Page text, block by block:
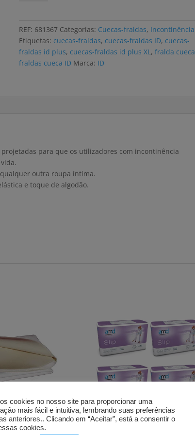
XL
(14
REF: 681367 Categorias: Cuecas-fraldas, Incontinência
Etiquetas: cuecas-fraldas, cuecas-fraldas ID, cuecas-
fraldas id plus, cuecas-fraldas id plus XL,fralda cueca
fraldas cueca ID Marca: ID
projetadas para que os utilizadores com incontinência
outra roupa íntima.
e toque de algodão.
cookies no nosso site para proporcionar uma
mais fácil e intuitiva, lembrando suas preferências
anteriores.. Clicando em “Aceitar”, está a consentir o
cookies.